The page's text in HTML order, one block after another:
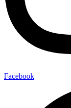
Facebook